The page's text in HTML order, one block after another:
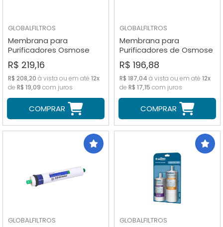
GLOBALFILTROS
Membrana para
Purificadores Osmose
Reversa Pentair 100 GPD
R$ 219,16
R$ 208,20 à vista ou em até 12x
de R$ 19,09 com juros
COMPRAR
GLOBALFILTROS
Membrana para
Purificadores de Osmose
Reversa Pentair 75 GPD
R$ 196,88
R$ 187,04 à vista ou em até 12x
de R$ 17,15 com juros
COMPRAR
GLOBALFILTROS GLOBALFILTROS